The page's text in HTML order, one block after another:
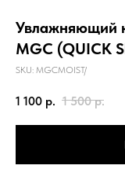
Увлажняющий
MGC (QUICK
SKU: MGCMOIST/
1 100 р. 1 500 р.